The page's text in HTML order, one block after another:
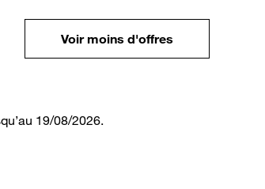
Voir moins d'offres
19/08/2026.